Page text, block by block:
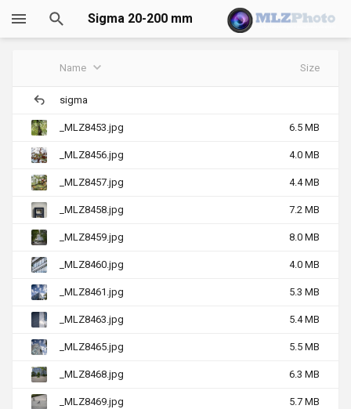
Sigma 20-200 mm
(Sony)
Name Size
sigma
_MLZ8453.jpg 6.5 MB
_MLZ8456.jpg 4.0 MB
_MLZ8457.jpg 4.4 MB
_MLZ8458.jpg 7.2 MB
_MLZ8459.jpg 8.0 MB
_MLZ8460.jpg 4.0 MB
_MLZ8461.jpg 5.3 MB
_MLZ8463.jpg 5.4 MB
_MLZ8465.jpg 5.5 MB
_MLZ8468.jpg 6.3 MB
_MLZ8469.jpg 5.7 MB